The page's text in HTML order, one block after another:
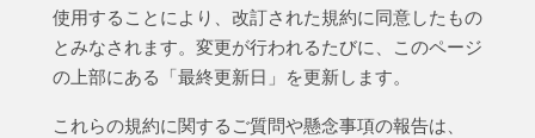
使用することにより、改訂された規約に同意したもの
とみなされます。変更が行われるたびに、このページ
の上部にある「最終更新日」を更新します。
これらの規約に関するご質問や懸念事項の報告は、